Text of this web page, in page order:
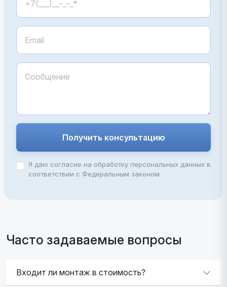
Получить консультацию
Я даю согласие на обработку персональных данных в
соответствии с Федеральным законом
Часто задаваемые вопросы
Входит ли монтаж в стоимость?